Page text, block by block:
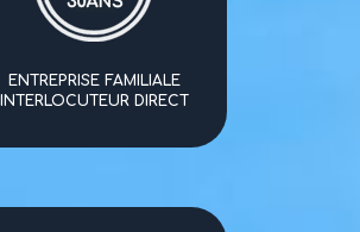
ENTREPRISE FAMILIALE
INTERLOCUTEUR DIRECT